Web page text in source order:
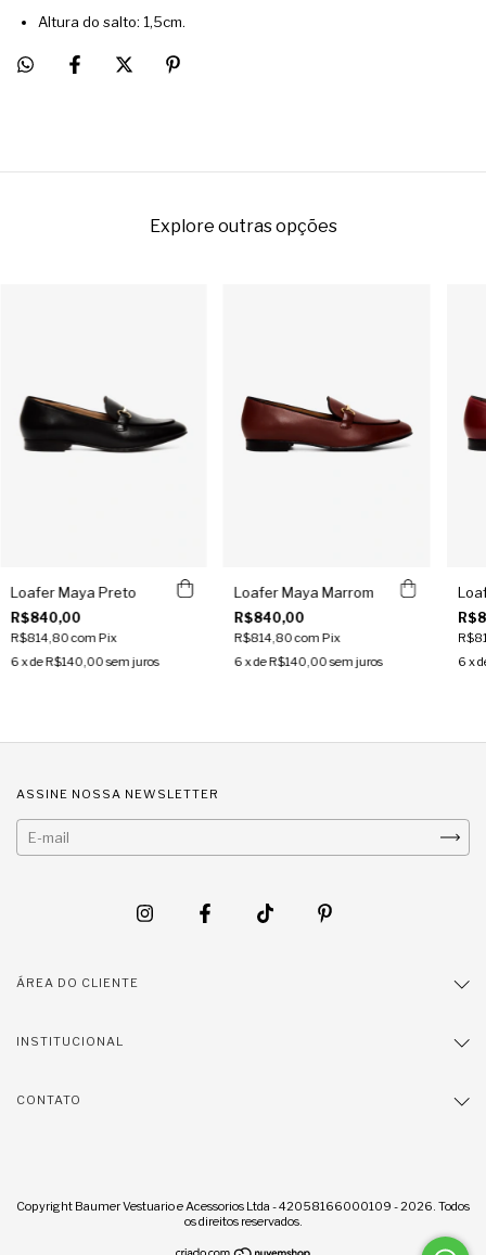
Altura do salto: 1,5cm.
Explore outras opções
Loafer Maya Preto
R$840,00
R$814,80com Pix
6 x deR$140,00 sem juros
Loafer Maya Marrom
R$840,00
R$814,80com Pix
6x deR$140,00sem juros
6 x
ASSINE NOSSA NEWSLETTER
ÁREA DO CLIENTE
INSTITUCIONAL
CONTATO
Copyright Baumer Vestuario e Acessorios Ltda - 42058166000109 - 2026. Todos
os direitos reservados.